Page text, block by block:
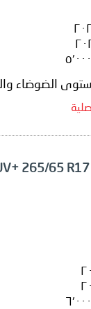
٥٬٠٠٠
الضوضاء
٦٬٠٠٠